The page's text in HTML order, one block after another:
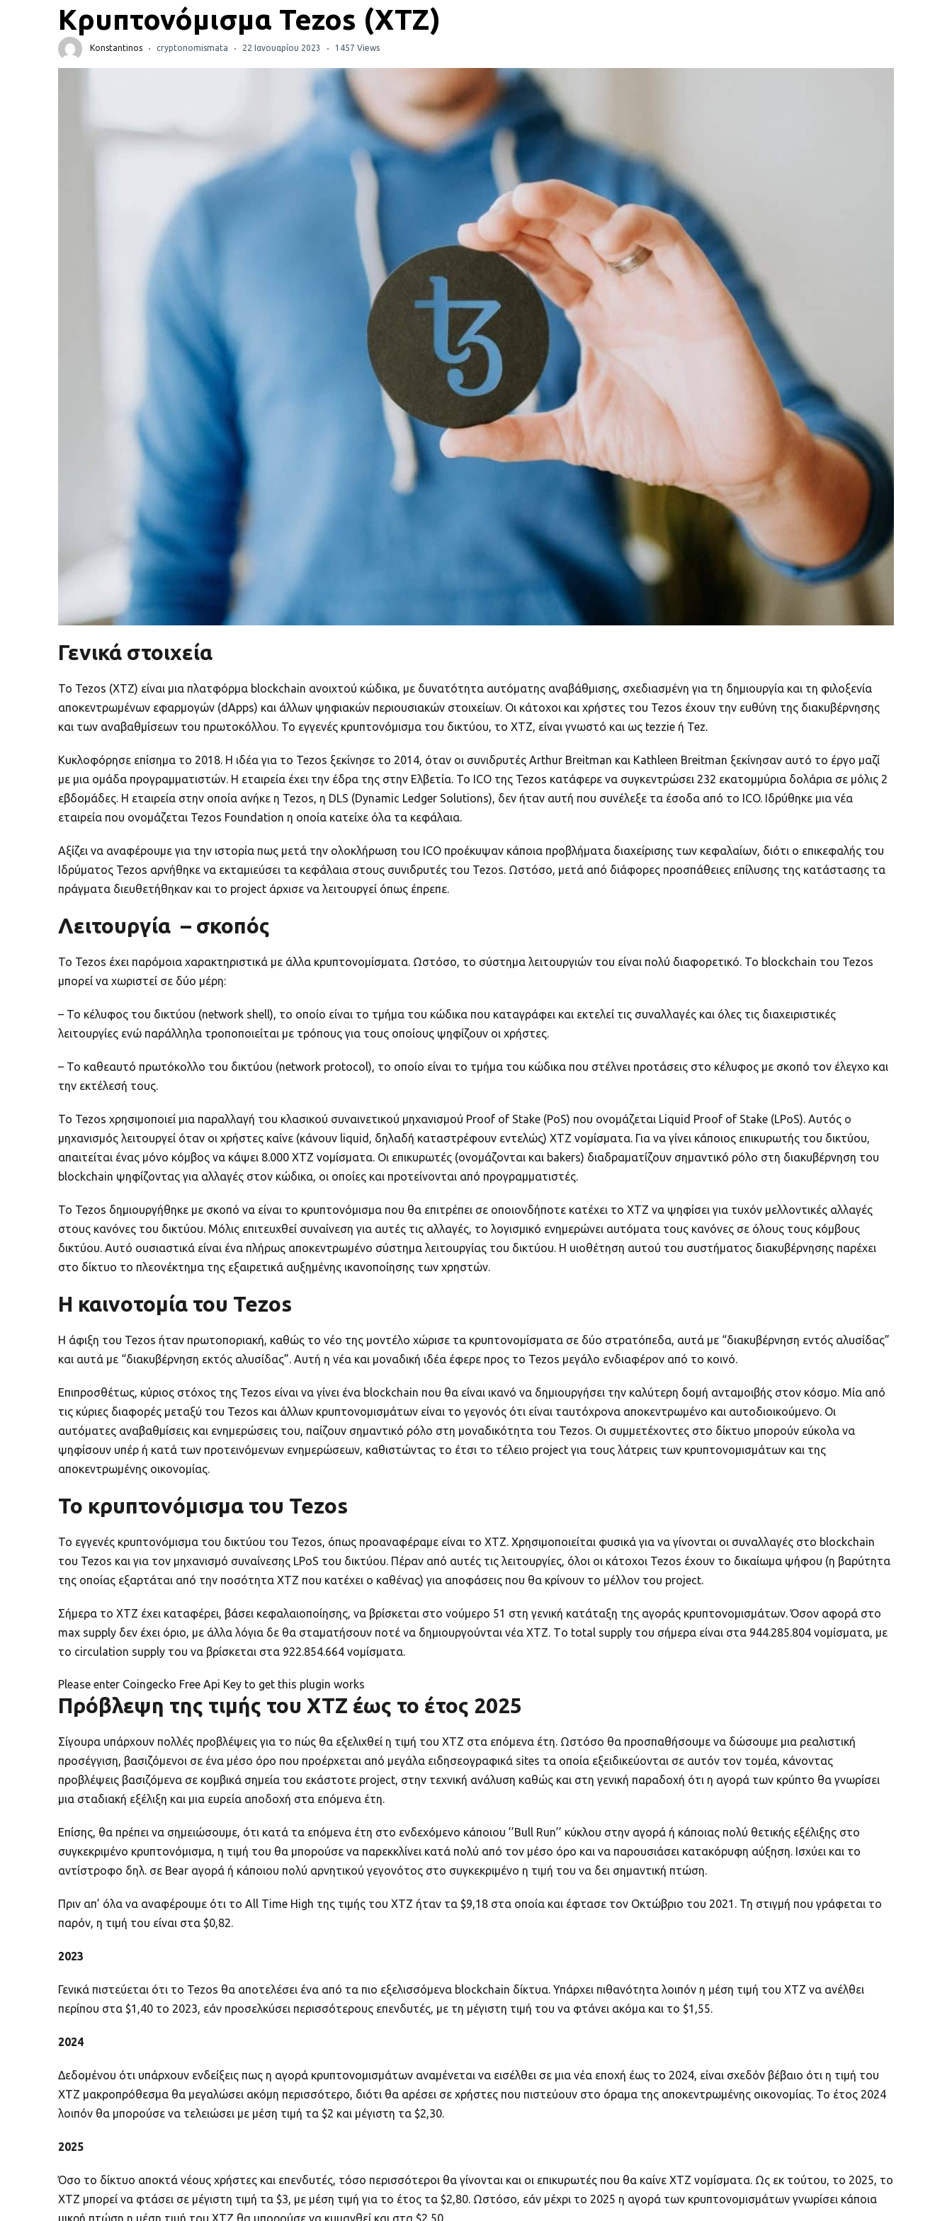
Κρυπτονόμισμα Tezos (XTZ)
Konstantinos cryptonomismata 22 Ιανουαρίου 2023 1457 Views
Γενικά στοιχεία
Το Tezos (XTZ) είναι μια πλατφόρμα blockchain ανοιχτού κώδικα, με δυνατότητα αυτόματης αναβάθμισης, σχεδιασμένη για τη δημιουργία και τη φιλοξενία
αποκεντρωμένων εφαρμογών (dApps) και άλλων ψηφιακών περιουσιακών στοιχείων. Οι κάτοχοι και χρήστες του Tezos έχουν την ευθύνη της διακυβέρνησης
και των αναβαθμίσεων του πρωτοκόλλου. Το εγγενές κρυπτονόμισμα του δικτύου, το XTZ, είναι γνωστό και ως tezzie ή Tez.
Κυκλοφόρησε επίσημα το 2018. Η ιδέα για το Tezos ξεκίνησε το 2014, όταν οι συνιδρυτές Arthur Breitman και Kathleen Breitman ξεκίνησαν αυτό το έργο μαζί
με μια ομάδα προγραμματιστών. Η εταιρεία έχει την έδρα της στην Ελβετία. Το ICO της Tezos κατάφερε να συγκεντρώσει 232 εκατομμύρια δολάρια σε μόλις 2
εβδομάδες. Η εταιρεία στην οποία ανήκε η Tezos, η DLS (Dynamic Ledger Solutions), δεν ήταν αυτή που συνέλεξε τα έσοδα από το ICO. Ιδρύθηκε μια νέα
εταιρεία που ονομάζεται Tezos Foundation η οποία κατείχε όλα τα κεφάλαια.
Αξίζει να αναφέρουμε για την ιστορία πως μετά την ολοκλήρωση του ICO προέκυψαν κάποια προβλήματα διαχείρισης των κεφαλαίων, διότι ο επικεφαλής του
Ιδρύματος Tezos αρνήθηκε να εκταμιεύσει τα κεφάλαια στους συνιδρυτές του Tezos. Ωστόσο, μετά από διάφορες προσπάθειες επίλυσης της κατάστασης τα
πράγματα διευθετήθηκαν και το project άρχισε να λειτουργεί όπως έπρεπε.
Λειτουργία – σκοπός
Το Tezos έχει παρόμοια χαρακτηριστικά με άλλα κρυπτονομίσματα. Ωστόσο, το σύστημα λειτουργιών του είναι πολύ διαφορετικό. Το blockchain του Tezos
μπορεί να χωριστεί σε δύο μέρη:
– Το κέλυφος του δικτύου (network shell), το οποίο είναι το τμήμα του κώδικα που καταγράφει και εκτελεί τις συναλλαγές και όλες τις διαχειριστικές
λειτουργίες ενώ παράλληλα τροποποιείται με τρόπους για τους οποίους ψηφίζουν οι χρήστες.
– Το καθεαυτό πρωτόκολλο του δικτύου (network protocol), το οποίο είναι το τμήμα του κώδικα που στέλνει προτάσεις στο κέλυφος με σκοπό τον έλεγχο και
την εκτέλεσή τους.
Το Tezos χρησιμοποιεί μια παραλλαγή του κλασικού συναινετικού μηχανισμού Proof of Stake (PoS) που ονομάζεται Liquid Proof of Stake (LPoS). Αυτός ο
μηχανισμός λειτουργεί όταν οι χρήστες καίνε (κάνουν liquid, δηλαδή καταστρέφουν εντελώς) XTZ νομίσματα. Για να γίνει κάποιος επικυρωτής του δικτύου,
απαιτείται ένας μόνο κόμβος να κάψει 8.000 XTZ νομίσματα. Οι επικυρωτές (ονομάζονται και bakers) διαδραματίζουν σημαντικό ρόλο στη διακυβέρνηση του
blockchain ψηφίζοντας για αλλαγές στον κώδικα, οι οποίες και προτείνονται από προγραμματιστές.
Το Tezos δημιουργήθηκε με σκοπό να είναι το κρυπτονόμισμα που θα επιτρέπει σε οποιονδήποτε κατέχει το XTZ να ψηφίσει για τυχόν μελλοντικές αλλαγές
στους κανόνες του δικτύου. Μόλις επιτευχθεί συναίνεση για αυτές τις αλλαγές, το λογισμικό ενημερώνει αυτόματα τους κανόνες σε όλους τους κόμβους
δικτύου. Αυτό ουσιαστικά είναι ένα πλήρως αποκεντρωμένο σύστημα λειτουργίας του δικτύου. Η υιοθέτηση αυτού του συστήματος διακυβέρνησης παρέχει
στο δίκτυο το πλεονέκτημα της εξαιρετικά αυξημένης ικανοποίησης των χρηστών.
Η καινοτομία του Tezos
Η άφιξη του Tezos ήταν πρωτοποριακή, καθώς το νέο της μοντέλο χώρισε τα κρυπτονομίσματα σε δύο στρατόπεδα, αυτά με “διακυβέρνηση εντός αλυσίδας”
και αυτά με “διακυβέρνηση εκτός αλυσίδας”. Αυτή η νέα και μοναδική ιδέα έφερε προς το Tezos μεγάλο ενδιαφέρον από το κοινό.
Επιπροσθέτως, κύριος στόχος της Tezos είναι να γίνει ένα blockchain που θα είναι ικανό να δημιουργήσει την καλύτερη δομή ανταμοιβής στον κόσμο. Μία από
τις κύριες διαφορές μεταξύ του Tezos και άλλων κρυπτονομισμάτων είναι το γεγονός ότι είναι ταυτόχρονα αποκεντρωμένο και αυτοδιοικούμενο. Οι
αυτόματες αναβαθμίσεις και ενημερώσεις του, παίζουν σημαντικό ρόλο στη μοναδικότητα του Tezos. Οι συμμετέχοντες στο δίκτυο μπορούν εύκολα να
ψηφίσουν υπέρ ή κατά των προτεινόμενων ενημερώσεων, καθιστώντας το έτσι το τέλειο project για τους λάτρεις των κρυπτονομισμάτων και της
αποκεντρωμένης οικονομίας.
Το κρυπτονόμισμα του Tezos
Το εγγενές κρυπτονόμισμα του δικτύου του Tezos, όπως προαναφέραμε είναι το XTZ. Χρησιμοποιείται φυσικά για να γίνονται οι συναλλαγές στο blockchain
του Tezos και για τον μηχανισμό συναίνεσης LPoS του δικτύου. Πέραν από αυτές τις λειτουργίες, όλοι οι κάτοχοι Tezos έχουν το δικαίωμα ψήφου (η βαρύτητα
της οποίας εξαρτάται από την ποσότητα XTZ που κατέχει ο καθένας) για αποφάσεις που θα κρίνουν το μέλλον του project.
Σήμερα το XTZ έχει καταφέρει, βάσει κεφαλαιοποίησης, να βρίσκεται στο νούμερο 51 στη γενική κατάταξη της αγοράς κρυπτονομισμάτων. Όσον αφορά στο
max supply δεν έχει όριο, με άλλα λόγια δε θα σταματήσουν ποτέ να δημιουργούνται νέα XTZ. Tο total supply του σήμερα είναι στα 944.285.804 νομίσματα, με
το circulation supply του να βρίσκεται στα 922.854.664 νομίσματα.
Please enter Coingecko Free Api Key to get this plugin works
Πρόβλεψη της τιμής του XTZ έως το έτος 2025
Σίγουρα υπάρχουν πολλές προβλέψεις για το πώς θα εξελιχθεί η τιμή του XTZ στα επόμενα έτη. Ωστόσο θα προσπαθήσουμε να δώσουμε μια ρεαλιστική
προσέγγιση, βασιζόμενοι σε ένα μέσο όρο που προέρχεται από μεγάλα ειδησεογραφικά sites τα οποία εξειδικεύονται σε αυτόν τον τομέα, κάνοντας
προβλέψεις βασιζόμενα σε κομβικά σημεία του εκάστοτε project, στην τεχνική ανάλυση καθώς και στη γενική παραδοχή ότι η αγορά των κρύπτο θα γνωρίσει
μια σταδιακή εξέλιξη και μια ευρεία αποδοχή στα επόμενα έτη.
Επίσης, θα πρέπει να σημειώσουμε, ότι κατά τα επόμενα έτη στο ενδεχόμενο κάποιου ’’Bull Run’’ κύκλου στην αγορά ή κάποιας πολύ θετικής εξέλιξης στo
συγκεκριμένο κρυπτονόμισμα, η τιμή του θα μπορούσε να παρεκκλίνει κατά πολύ από τον μέσο όρο και να παρουσιάσει κατακόρυφη αύξηση. Ισχύει και το
αντίστροφο δηλ. σε Bear αγορά ή κάποιου πολύ αρνητικού γεγονότος στο συγκεκριμένο η τιμή του να δει σημαντική πτώση.
Πριν απ’ όλα να αναφέρουμε ότι το All Time High της τιμής του XTZ ήταν τα $9,18 στα οποία και έφτασε τον Οκτώβριο του 2021. Τη στιγμή που γράφεται το
παρόν, η τιμή του είναι στα $0,82.
2023
Γενικά πιστεύεται ότι το Tezos θα αποτελέσει ένα από τα πιο εξελισσόμενα blockchain δίκτυα. Υπάρχει πιθανότητα λοιπόν η μέση τιμή του XTZ να ανέλθει
περίπου στα $1,40 το 2023, εάν προσελκύσει περισσότερους επενδυτές, με τη μέγιστη τιμή του να φτάνει ακόμα και το $1,55.
2024
Δεδομένου ότι υπάρχουν ενδείξεις πως η αγορά κρυπτονομισμάτων αναμένεται να εισέλθει σε μια νέα εποχή έως το 2024, είναι σχεδόν βέβαιο ότι η τιμή του
XTZ μακροπρόθεσμα θα μεγαλώσει ακόμη περισσότερο, διότι θα αρέσει σε χρήστες που πιστεύουν στο όραμα της αποκεντρωμένης οικονομίας. Το έτος 2024
λοιπόν θα μπορούσε να τελειώσει με μέση τιμή τα $2 και μέγιστη τα $2,30.
2025
Όσο το δίκτυο αποκτά νέους χρήστες και επενδυτές, τόσο περισσότεροι θα γίνονται και οι επικυρωτές που θα καίνε XTZ νομίσματα. Ως εκ τούτου, το 2025, το
XTZ μπορεί να φτάσει σε μέγιστη τιμή τα $3, με μέση τιμή για το έτος τα $2,80. Ωστόσο, εάν μέχρι το 2025 η αγορά των κρυπτονομισμάτων γνωρίσει κάποια
μικρή πτώση η μέση τιμή του XTZ θα μπορούσε να κυμανθεί και στα $2,50.
Πορτοφόλια Κρυπτονομισμάτων
Metamask τι είναι και πως λειτουργεί αυτό το
πορτοφόλι;